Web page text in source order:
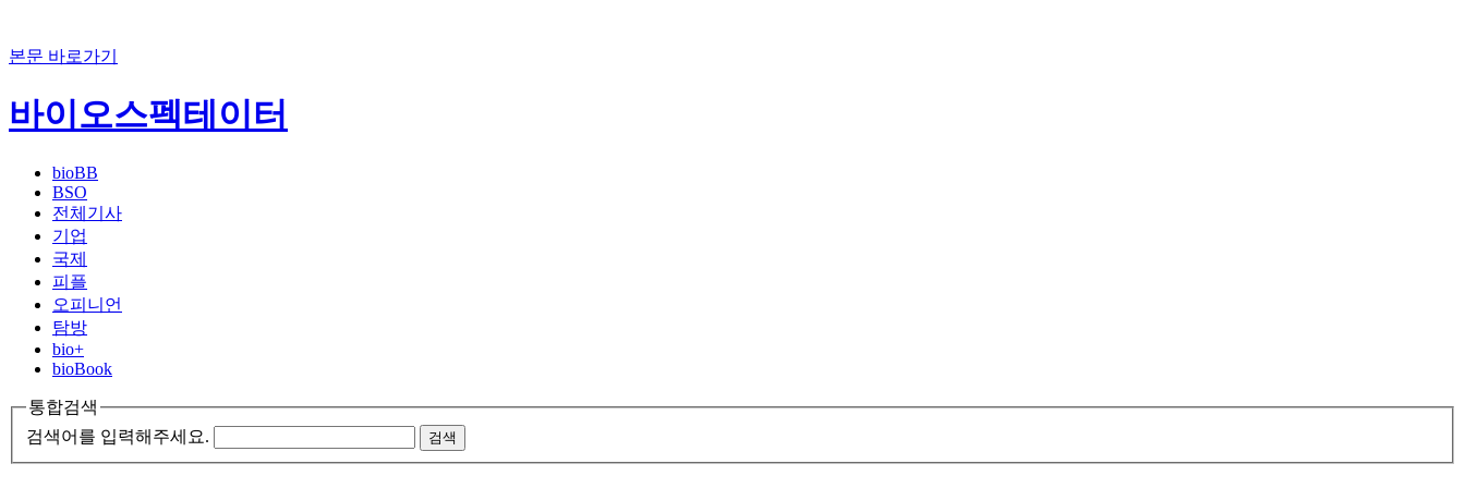
본문 바로가기
바이오스펙테이터
bioBB
BSO
전체기사
기업
국제
피플
오피니언
탐방
bio+
bioBook
통합검색
검색어를 입력해주세요.
검색